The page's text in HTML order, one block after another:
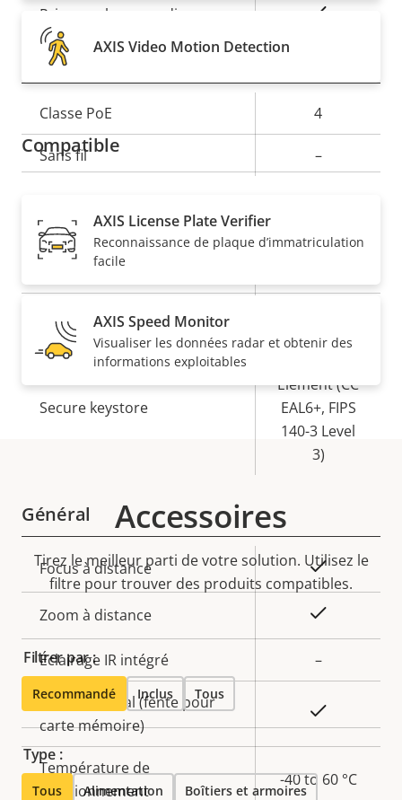
Description
de la
propriété
Valeur de
Prise en charge audio
Réseau
Description
de la
propriété
la
Classe PoE 4
Sans fil –
Sécurité
Description
de la
propriété
la
propriété
SE signé
Démarrage sécurisé
Secure keystore
Element (CC
EAL6+, FIPS
140-3 Level
3)
Général
Description
de la
propriété
Valeur de
la
Focus à distance Oui
Zoom à distance
Éclairage IR intégré –
Stockage local (fente pour
carte mémoire)
Température de
fonctionnement
-40 to 60 °C
AXIS Video Motion Detection
Compatible
AXIS License Plate Verifier
Reconnaissance de plaque d’immatriculation
facile
AXIS Speed Monitor
Visualiser les données radar et obtenir des
informations exploitables
Accessoires
Tirez le meilleur parti de votre solution. Utilisez le
filtre pour trouver des produits compatibles.
Filtrer par :
Recommandé Inclus Tous
Type :
Tous Alimentation Boîtiers et armoires